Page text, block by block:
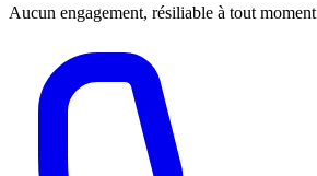
Aucun engagement, résiliable à tout moment